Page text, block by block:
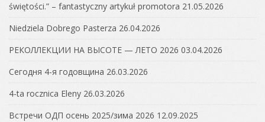
świętości.” – fantastyczny artykuł promotora 21.05.2026
Niedziela Dobrego Pasterza 26.04.2026
РЕКОЛЛЕКЦИИ НА ВЫСОТЕ — ЛЕТО 2026 03.04.2026
Сегодня 4-я годовщина 26.03.2026
4-ta rocznica Eleny 26.03.2026
Встречи ОДП осень 2025/зима 2026 12.09.2025